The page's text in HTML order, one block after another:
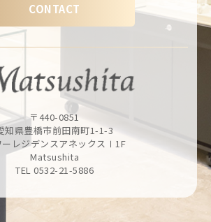
CONTACT
〒440-0851
知県豊橋市前田南町1-1-3
ーレジデンスアネックスⅠ1F
Matsushita
TEL 0532-21-5886